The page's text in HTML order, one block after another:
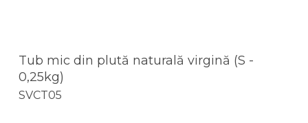
Tub mic din plută naturală virgină (S -
0,25kg)
SVCT05